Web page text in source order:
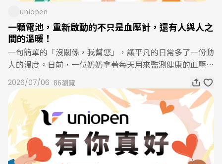
讓一趟再平凡不過的購物，多了一份安心，也讓身旁的人重
新感受到人與人之間最真摯的善意。每一次主動詢問、每一
段耐心陪伴，都可能成為顧客心中難忘的溫暖回憶，用貼心
的行動，讓便利不只存在於商品與服務，更存在於每一份真
誠的陪伴之中。 高雄 新長澄門市 店長宏恩看更多
uniopen
一顆電池，重新啟動的不只是血壓計，還有人與人之
間的溫暖！
一句簡單的「沒關係，我幫您」，讓平凡的日常多了一份動
人的溫度。日前，一位奶奶拿著每天用來監測健康的血壓計
走進門市，焦急地詢問夥伴川回：「怎麼突然沒有反應
了？」川回立即接過血壓計仔細檢查，研判應該是電池耗
盡，便立刻拿了新的電池替奶奶更換。當血壓計重新恢復運
作時，奶奶終於放下心中的擔憂。奶奶詢問電池多少錢，準
備付費時，川回卻主動用自己的錢買下電池，笑著婉拒長輩
付款，輕聲說了一句：「沒關係，我付就好。」這份不求回
報的善意，恰巧被現場顧客看見，並分享到 Threads，直
2026/07/06 86瀏覽